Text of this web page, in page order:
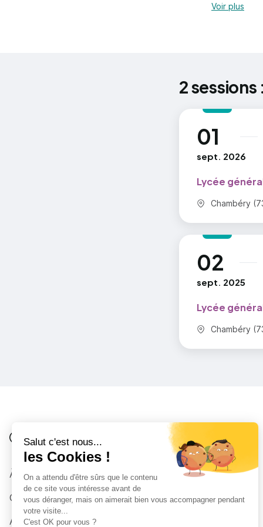
Voir plus
2 sessions :
01
sept. 2026
au
Lycée
Commune :
Chambéry
02
sept. 2025
au
Lycée
Commune :
Chambéry
Côté Formations
À propos
Contactez-nous
Accessibilité : partiellement conforme
Je suis
Au collège